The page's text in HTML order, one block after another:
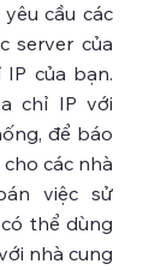
cầu các
server của
của bạn.
chỉ IP với
để báo
các nhà
việc sử
thể dùng
nhà cung